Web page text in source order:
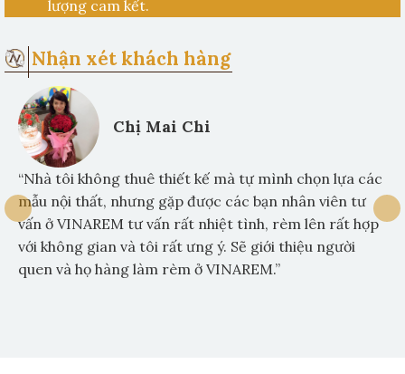
lượng cam kết.
Nhận xét khách hàng
Chị Mai Chi
“Nhà tôi không thuê thiết kế mà tự mình chọn lựa các
mẫu nội thất, nhưng gặp được các bạn nhân viên tư
vấn ở VINAREM tư vấn rất nhiệt tình, rèm lên rất hợp
với không gian và tôi rất ưng ý. Sẽ giới thiệu người
quen và họ hàng làm rèm ở VINAREM.”